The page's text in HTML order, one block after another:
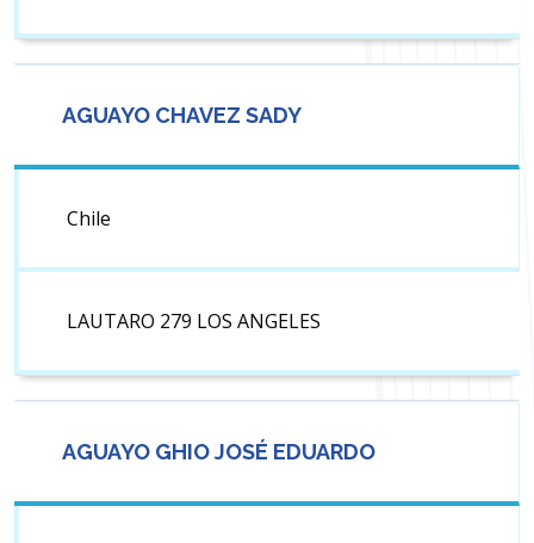
AGUAYO CHAVEZ SADY
Chile
LAUTARO 279 LOS ANGELES
AGUAYO GHIO JOSÉ EDUARDO